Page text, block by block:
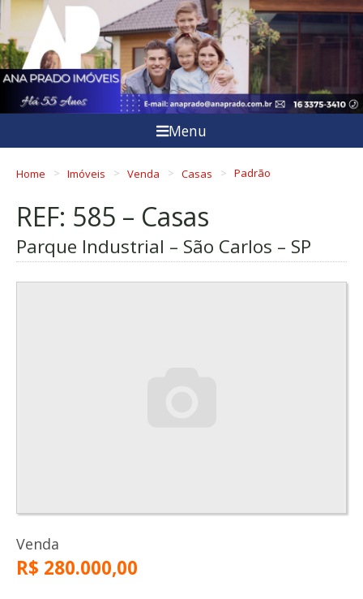
Menu
Home Imóveis Venda Casas Padrão
REF: 585 – Casas
Parque Industrial – São Carlos – SP
Venda
R$ 280.000,00